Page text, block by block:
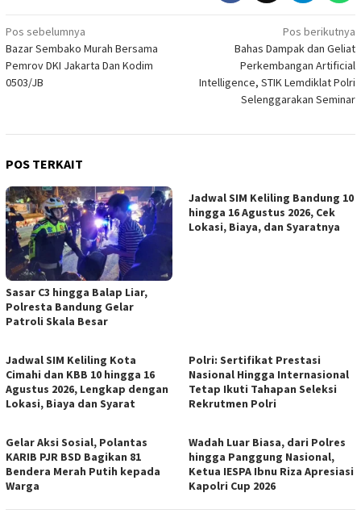
Navigasi
pos
Pos sebelumnya
Bazar Sembako Murah Bersama
Pemrov DKI Jakarta Dan Kodim
0503/JB
Pos berikutnya
Bahas Dampak dan Geliat
Perkembangan Artificial
Intelligence, STIK Lemdiklat Polri
Selenggarakan Seminar
POS TERKAIT
Sasar C3 hingga Balap Liar,
Polresta Bandung Gelar
Patroli Skala Besar
Jadwal SIM Keliling Bandung 10
hingga 16 Agustus 2026, Cek
Lokasi, Biaya, dan Syaratnya
Jadwal SIM Keliling Kota
Cimahi dan KBB 10 hingga 16
Agustus 2026, Lengkap dengan
Lokasi, Biaya dan Syarat
Polri: Sertifikat Prestasi
Nasional Hingga Internasional
Tetap Ikuti Tahapan Seleksi
Rekrutmen Polri
Gelar Aksi Sosial, Polantas
KARIB PJR BSD Bagikan 81
Bendera Merah Putih kepada
Warga
Wadah Luar Biasa, dari Polres
hingga Panggung Nasional,
Ketua IESPA Ibnu Riza Apresiasi
Kapolri Cup 2026